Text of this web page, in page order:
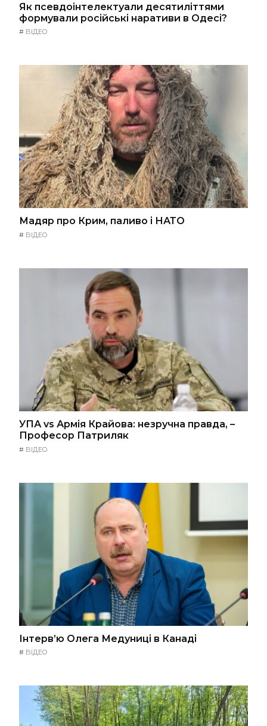
Як псевдоінтелектуали десятиліттями
формували російські наративи в Одесі?
# ВІДЕО
Мадяр про Крим, паливо і НАТО
# ВІДЕО
УПА vs Армія Крайова: незручна правда, –
Професор Патриляк
# ВІДЕО
Інтерв’ю Олега Медуниці в Канаді
# ВІДЕО